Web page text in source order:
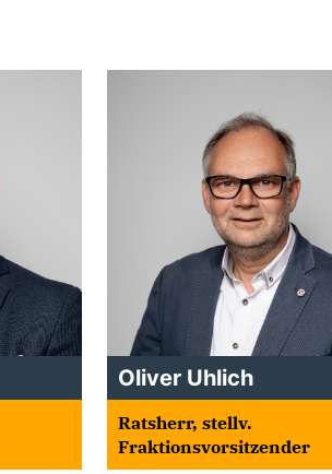
Oliver Uhlich
Ratsherr, stellv.
Fraktionsvorsitzender